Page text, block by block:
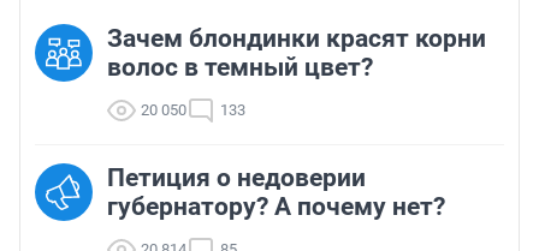
Зачем блондинки красят корни
волос в темный цвет?
20 050 133
Петиция о недоверии
губернатору? А почему нет?